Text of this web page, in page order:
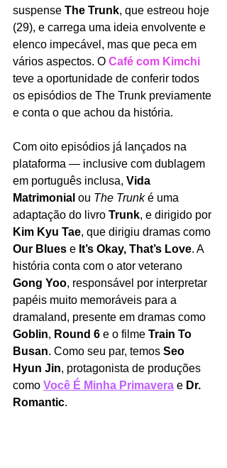
suspense The Trunk, que estreou hoje
(29), e carrega uma ideia envolvente e
elenco impecável, mas que peca em
vários aspectos. O Café com Kimchi
teve a oportunidade de conferir todos
os episódios de The Trunk previamente
e conta o que achou da história.
Com oito episódios já lançados na
plataforma — inclusive com dublagem
em português inclusa, Vida
Matrimonial ou The Trunk é uma
adaptação do livro Trunk, e dirigido por
Kim Kyu Tae, que dirigiu dramas como
Our Blues e It’s Okay, That’s Love. A
história conta com o ator veterano
Gong Yoo, responsável por interpretar
papéis muito memoráveis para a
dramaland, presente em dramas como
Goblin, Round 6 e o filme Train To
Busan. Como seu par, temos Seo
Hyun Jin, protagonista de produções
como Você É Minha Primavera e Dr.
Romantic.